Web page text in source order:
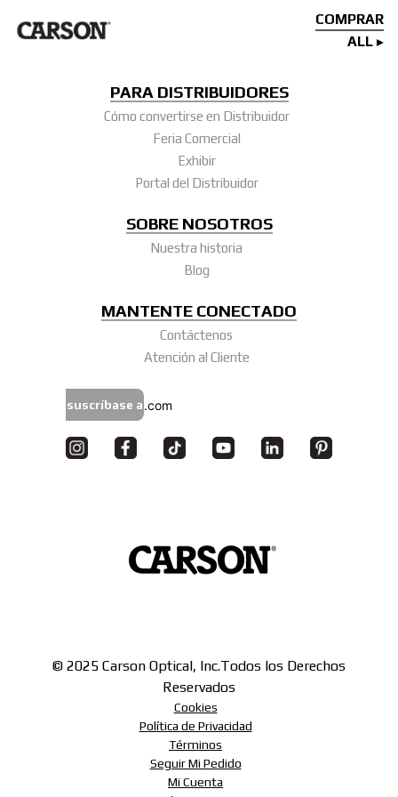
COMPRAR
ALL
PARA DISTRIBUIDORES
Cómo convertirse en Distribuidor
Feria Comercial
Exhibir
Portal del Distribuidor
SOBRE NOSOTROS
Nuestra historia
Blog
MANTENTE CONECTADO
Contáctenos
Atención al Cliente
suscríbase a
© 2025 Carson Optical, Inc.Todos los Derechos
Reservados
Cookies
Política de Privacidad
Términos
Seguir Mi Pedido
Mi Cuenta